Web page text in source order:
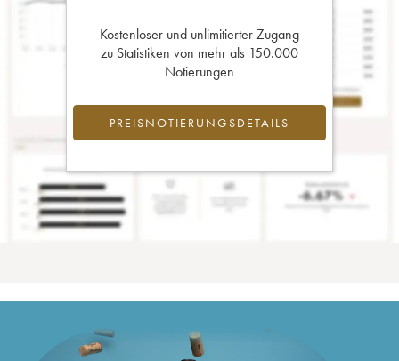
Kostenloser und unlimitierter Zugang
zu Statistiken von mehr als 150.000
Notierungen
PREISNOTIERUNGSDETAILS